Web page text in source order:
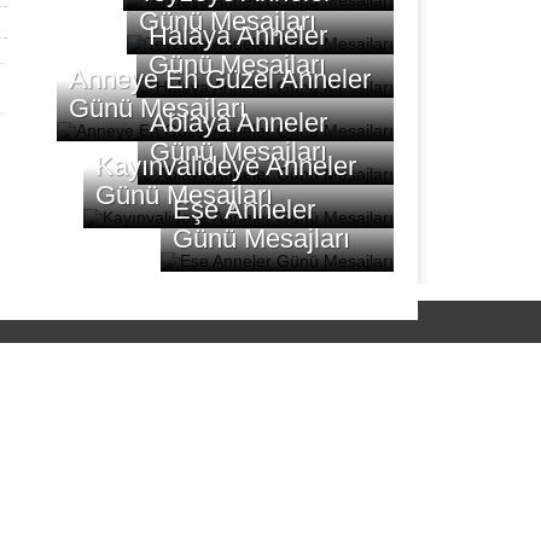
Günü Mesajları
Halaya Anneler
Günü Mesajları
Anneye En Güzel Anneler
Günü Mesajları
Ablaya Anneler
Günü Mesajları
Kayınvalideye Anneler
Günü Mesajları
Eşe Anneler
Günü Mesajları